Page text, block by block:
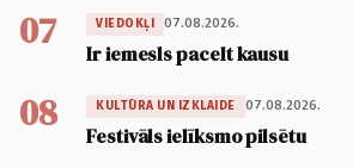
07 VIEDOKĻI 07.08.2026.
Ir iemesls pacelt kausu
08 KULTŪRA UN IZKLAIDE 07.08.2026.
Festivāls ielīksmo pilsētu